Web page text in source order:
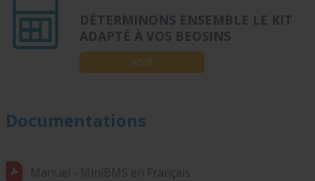
DÉTERMINONS ENSEMBLE LE KIT
ADAPTÉ À VOS BEOSINS
VOIR
Documentations
Manuel - MiniBMS en Français